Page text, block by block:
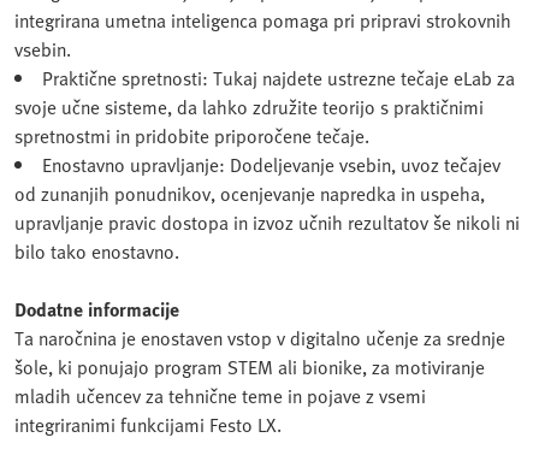
integrirana umetna inteligenca pomaga pri pripravi strokovnih
vsebin.
Praktične spretnosti: Tukaj najdete ustrezne tečaje eLab za
svoje učne sisteme, da lahko združite teorijo s praktičnimi
spretnostmi in pridobite priporočene tečaje.
Enostavno upravljanje: Dodeljevanje vsebin, uvoz tečajev
od zunanjih ponudnikov, ocenjevanje napredka in uspeha,
upravljanje pravic dostopa in izvoz učnih rezultatov še nikoli ni
bilo tako enostavno.
Dodatne informacije
Ta naročnina je enostaven vstop v digitalno učenje za srednje
šole, ki ponujajo program STEM ali bionike, za motiviranje
mladih učencev za tehnične teme in pojave z vsemi
integriranimi funkcijami Festo LX.